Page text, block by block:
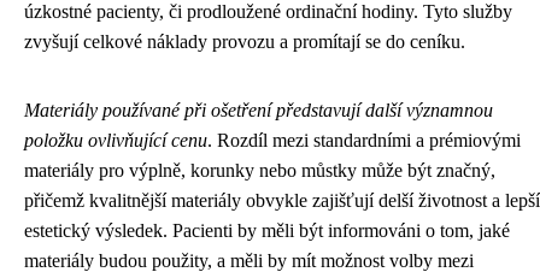
úzkostné pacienty, či prodloužené ordinační hodiny. Tyto služby
zvyšují celkové náklady provozu a promítají se do ceníku.
Materiály používané při ošetření představují další významnou
položku ovlivňující cenu. Rozdíl mezi standardními a prémiovými
materiály pro výplně, korunky nebo můstky může být značný,
přičemž kvalitnější materiály obvykle zajišťují delší životnost a lepší
estetický výsledek. Pacienti by měli být informováni o tom, jaké
materiály budou použity, a měli by mít možnost volby mezi